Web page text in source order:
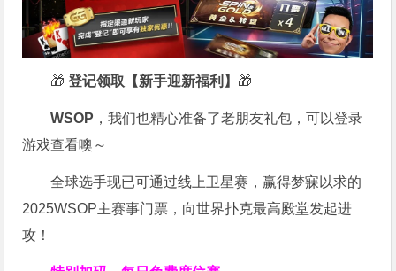
🎁 登记领取【新手迎新福利】 🎁
WSOP ，我们也精心准备了老朋友礼包，可以登录
游戏查看噢～
全球选手现已可通过线上卫星赛，赢得梦寐以求的
2025WSOP主赛事门票，向世界扑克最高殿堂发起进
攻！